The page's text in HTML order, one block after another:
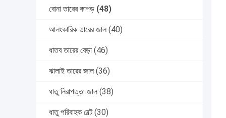
বোনা তারের কাপড় (48)
আলংকারিক তারের জাল (40)
ধাতব তারের বেড়া (46)
ঝালাই তারের জাল (36)
ধাতু নিরাপত্তা জাল (38)
ধাতু পরিবাহক বেল্ট (30)